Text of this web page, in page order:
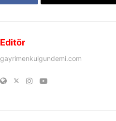
Editör
gayrimenkulgundemi.com